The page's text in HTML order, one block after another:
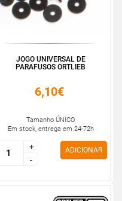
JOGO UNIVERSAL DE
PARAFUSOS ORTLIEB
6,10€
Tamanho ÚNICO
Em stock, entrega em 24-72h
+
-
+
-
ADICIONAR